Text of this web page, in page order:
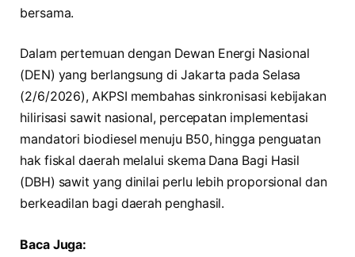
bersama.
Dalam pertemuan dengan Dewan Energi Nasional
(DEN) yang berlangsung di Jakarta pada Selasa
(2/6/2026), AKPSI membahas sinkronisasi kebijakan
hilirisasi sawit nasional, percepatan implementasi
mandatori biodiesel menuju B50, hingga penguatan
hak fiskal daerah melalui skema Dana Bagi Hasil
(DBH) sawit yang dinilai perlu lebih proporsional dan
berkeadilan bagi daerah penghasil.
Baca Juga: